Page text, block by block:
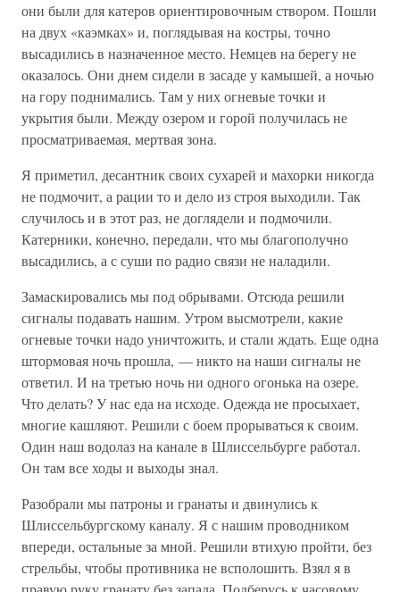
они были для катеров ориентировочным створом. Пошли
на двух «каэмках» и, поглядывая на костры, точно
высадились в назначенное место. Немцев на берегу не
оказалось. Они днем сидели в засаде у камышей, а ночью
на гору поднимались. Там у них огневые точки и
укрытия были. Между озером и горой получилась не
просматриваемая, мертвая зона.
Я приметил, десантник своих сухарей и махорки никогда
не подмочит, а рации то и дело из строя выходили. Так
случилось и в этот раз, не доглядели и подмочили.
Катерники, конечно, передали, что мы благополучно
высадились, а с суши по радио связи не наладили.
Замаскировались мы под обрывами. Отсюда решили
сигналы подавать нашим. Утром высмотрели, какие
огневые точки надо уничтожить, и стали ждать. Еще одна
штормовая ночь прошла, — никто на наши сигналы не
ответил. И на третью ночь ни одного огонька на озере.
Что делать? У нас еда на исходе. Одежда не просыхает,
многие кашляют. Решили с боем прорываться к своим.
Один наш водолаз на канале в Шлиссельбурге работал.
Он там все ходы и выходы знал.
Разобрали мы патроны и гранаты и двинулись к
Шлиссельбургскому каналу. Я с нашим проводником
впереди, остальные за мной. Решили втихую пройти, без
стрельбы, чтобы противника не всполошить. Взял я в